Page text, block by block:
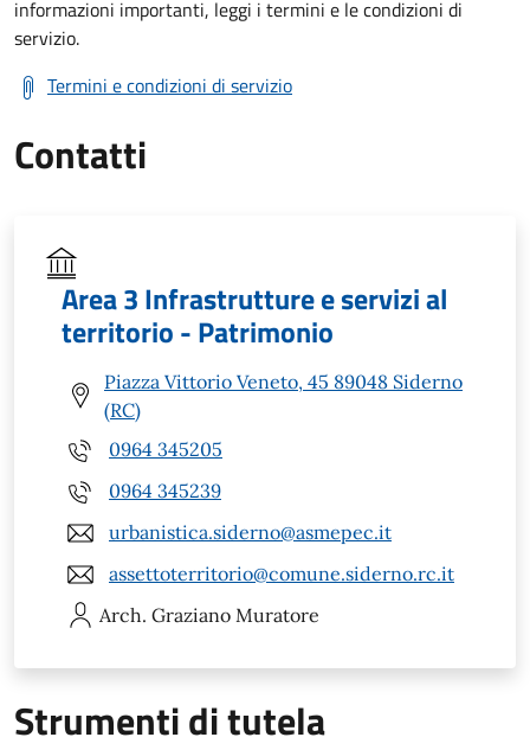
informazioni importanti, leggi i termini e le condizioni di
servizio.
Termini e condizioni di servizio
Contatti
Area 3 Infrastrutture e servizi al
territorio - Patrimonio
Piazza Vittorio Veneto, 45 89048 Siderno
(RC)
0964 345205
0964 345239
urbanistica.siderno@asmepec.it
assettoterritorio@comune.siderno.rc.it
Arch. Graziano Muratore
Strumenti di tutela